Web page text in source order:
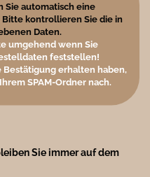
Sie automatisch eine
kontrollieren Sie die in
Daten.
umgehend wenn Sie
feststellen!
erhalten haben,
SPAM-Ordner nach.
Sie immer auf dem